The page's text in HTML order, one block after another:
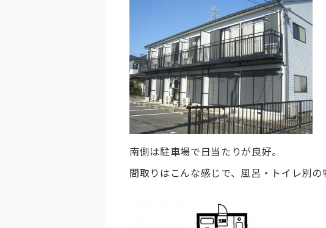
南側は駐車場で日当たりが良好。
間取りはこんな感じで、風呂・トイレ別の